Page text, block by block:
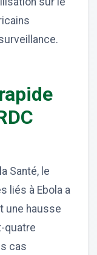
Santé, le
liés à Ebola a
une hausse
quatre
cas